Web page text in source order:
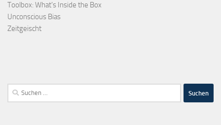
Toolbox: What's Inside the Box
Unconscious Bias
Zeitgeischt